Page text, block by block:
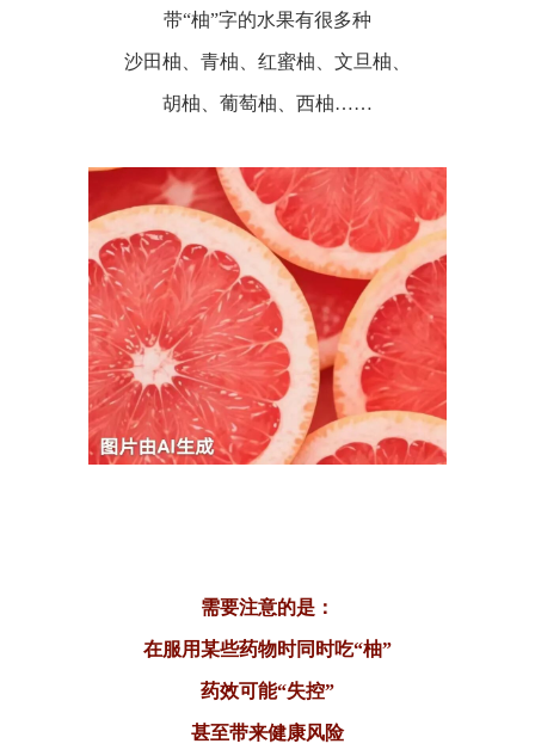
带“柚”字的水果有很多种
沙田柚、青柚、红蜜柚、文旦柚、
胡柚、葡萄柚、西柚……
需要注意的是：
在服用某些药物时同时吃“柚”
药效可能“失控”
甚至带来健康风险